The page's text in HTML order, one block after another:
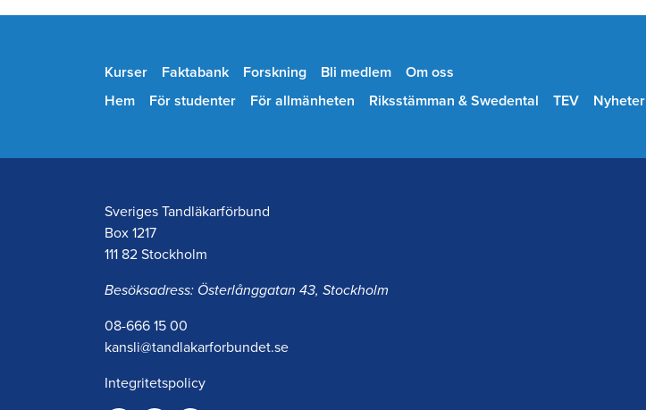
Kurser Faktabank Forskning Bli medlem
Om oss
Hem
För studenter För allmänheten Riksstämman & Swedental TEV Nyheter
Sveriges Tandläkarförbund
Box 1217
111 82 Stockholm
Besöksadress: Österlånggatan 43, Stockholm
08-666 15 00
kansli@tandlakarforbundet.se
Integritetspolicy